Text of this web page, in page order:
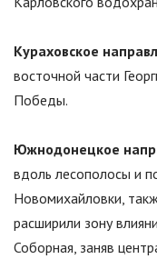
Кураховское
восточной части
Победы.
Южнодонецкое
вдоль лесополосы и
Новомихайловки,
расширили зону
Соборная, заняв